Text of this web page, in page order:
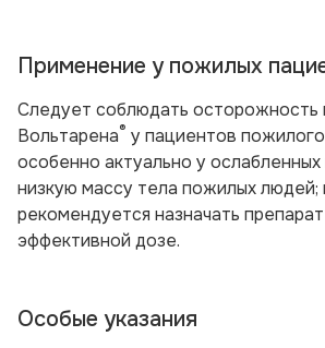
Применение у пожилых
Следует соблюдать осторожность
Вольтарена® у пациентов
особенно актуально у
низкую массу тела пожилых людей;
рекомендуется назначать
эффективной дозе.
Особые указания